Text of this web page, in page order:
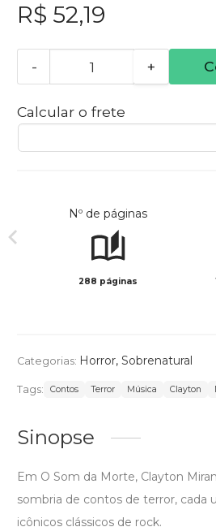
R$ 52,19
- +
Calcular o frete
Nº de páginas
288 páginas
Categorias: Horror, Sobrenatural
Tags: Contos Terror Música Clayton
Sinopse
Em O Som da Morte, Clayton
sombria de contos de terror, cada
icônicos clássicos de rock.